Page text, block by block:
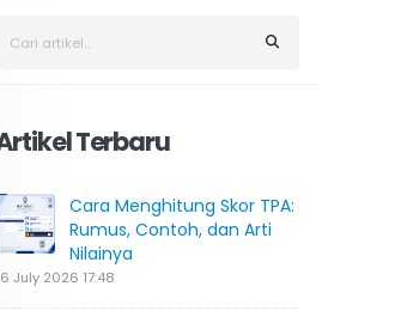
Terbaru
Cara Menghitung Skor TPA:
Rumus, Contoh, dan Arti
Nilainya
July 2026 17:48